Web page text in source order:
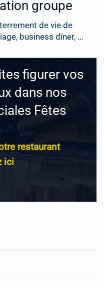
groupe
de vie de
business dîner, ...
figurer vos
dans nos
Fêtes
restaurant
ici